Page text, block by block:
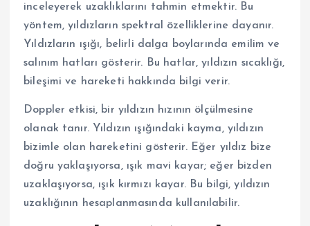
inceleyerek uzaklıklarını tahmin etmektir. Bu
yöntem, yıldızların spektral özelliklerine dayanır.
Yıldızların ışığı, belirli dalga boylarında emilim ve
salınım hatları gösterir. Bu hatlar, yıldızın sıcaklığı,
bileşimi ve hareketi hakkında bilgi verir.
Doppler etkisi, bir yıldızın hızının ölçülmesine
olanak tanır. Yıldızın ışığındaki kayma, yıldızın
bizimle olan hareketini gösterir. Eğer yıldız bize
doğru yaklaşıyorsa, ışık mavi kayar; eğer bizden
uzaklaşıyorsa, ışık kırmızı kayar. Bu bilgi, yıldızın
uzaklığının hesaplanmasında kullanılabilir.